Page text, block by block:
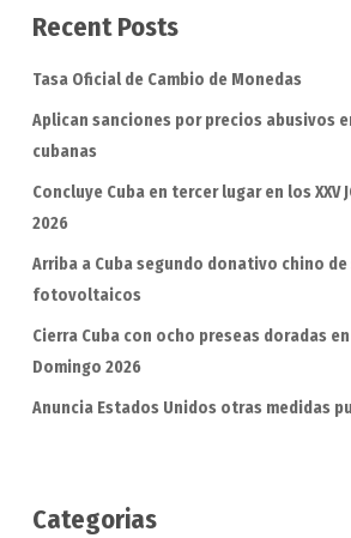
Recent Posts
Tasa Oficial de Cambio de Monedas
Aplican sanciones por precios abusivos
cubanas
Concluye Cuba en tercer lugar en los XXV
2026
Arriba a Cuba segundo donativo chino
fotovoltaicos
Cierra Cuba con ocho preseas doradas
Domingo 2026
Anuncia Estados Unidos otras medidas
Categorias